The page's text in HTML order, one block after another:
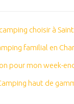
choisir à
familial en
pour mon week-
haut de